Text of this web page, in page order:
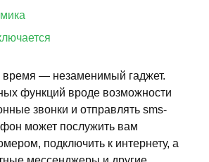
— незаменимый гаджет.
функций вроде возможности
звонки и отправлять sms-
может послужить вам
подключить к интернету, а